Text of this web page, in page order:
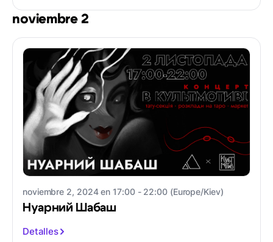
noviembre 2
noviembre 2, 2024 en 17:00 - 22:00 (Europe/Kiev)
Нуарний Шабаш
Detalles